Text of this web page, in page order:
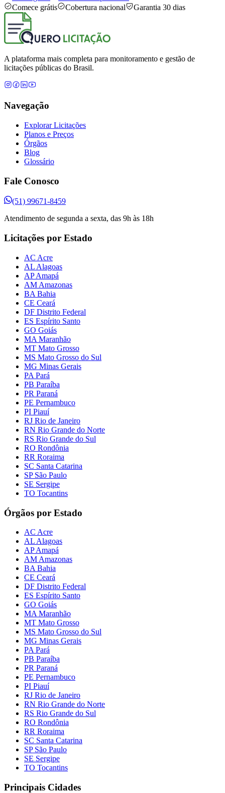
Comece grátis
Cobertura nacional Garantia 30 dias
A plataforma mais completa para monitoramento e gestão de
licitações públicas do Brasil.
Navegação
Explorar Licitações
Planos e Preços
Órgãos
Blog
Glossário
Fale Conosco
(51) 99671-8459
Atendimento de segunda a sexta, das 9h às 18h
Licitações por Estado
AC Acre
AL Alagoas
AP Amapá
AM Amazonas
BA Bahia
CE Ceará
DF Distrito Federal
ES Espírito Santo
GO Goiás
MA Maranhão
MT Mato Grosso
MS Mato Grosso do Sul
MG Minas Gerais
PA Pará
PB Paraíba
PR Paraná
PE Pernambuco
PI Piauí
RJ Rio de Janeiro
RN Rio Grande do Norte
RS Rio Grande do Sul
RO Rondônia
RR Roraima
SC Santa Catarina
SP São Paulo
SE Sergipe
TO Tocantins
Órgãos por Estado
AC Acre
AL Alagoas
AP Amapá
AM Amazonas
BA Bahia
CE Ceará
DF Distrito Federal
ES Espírito Santo
GO Goiás
MA Maranhão
MT Mato Grosso
MS Mato Grosso do Sul
MG Minas Gerais
PA Pará
PB Paraíba
PR Paraná
PE Pernambuco
PI Piauí
RJ Rio de Janeiro
RN Rio Grande do Norte
RS Rio Grande do Sul
RO Rondônia
RR Roraima
SC Santa Catarina
SP São Paulo
SE Sergipe
TO Tocantins
Principais Cidades